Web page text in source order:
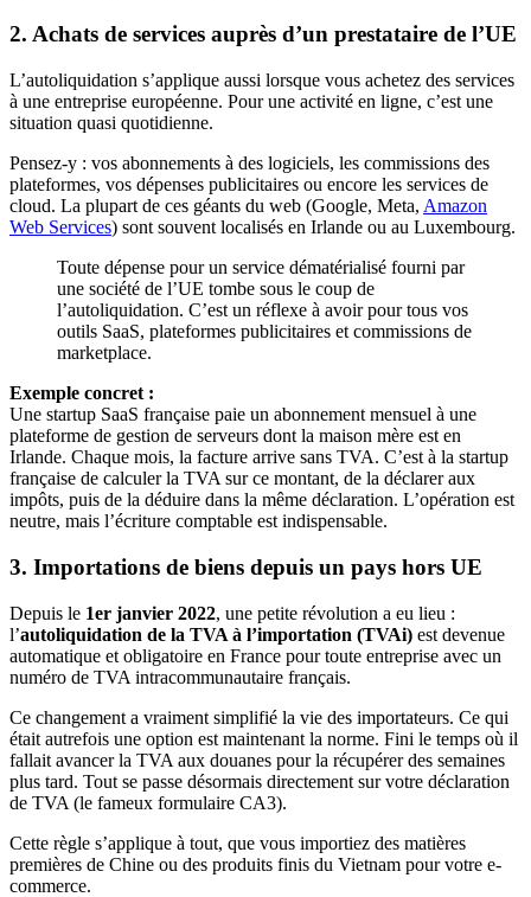
2. Achats de services auprès d’un prestataire de l’UE
L’autoliquidation s’applique aussi lorsque vous achetez des services
à une entreprise européenne. Pour une activité en ligne, c’est une
situation quasi quotidienne.
Pensez-y : vos abonnements à des logiciels, les commissions des
plateformes, vos dépenses publicitaires ou encore les services de
cloud. La plupart de ces géants du web (Google, Meta, Amazon
Web Services) sont souvent localisés en Irlande ou au Luxembourg.
Toute dépense pour un service dématérialisé fourni par
une société de l’UE tombe sous le coup de
l’autoliquidation. C’est un réflexe à avoir pour tous vos
outils SaaS, plateformes publicitaires et commissions de
marketplace.
Exemple concret :
Une startup SaaS française paie un abonnement mensuel à une
plateforme de gestion de serveurs dont la maison mère est en
Irlande. Chaque mois, la facture arrive sans TVA. C’est à la startup
française de calculer la TVA sur ce montant, de la déclarer aux
impôts, puis de la déduire dans la même déclaration. L’opération est
neutre, mais l’écriture comptable est indispensable.
3. Importations de biens depuis un pays hors UE
Depuis le 1er janvier 2022, une petite révolution a eu lieu :
l’autoliquidation de la TVA à l’importation (TVAi) est devenue
automatique et obligatoire en France pour toute entreprise avec un
numéro de TVA intracommunautaire français.
Ce changement a vraiment simplifié la vie des importateurs. Ce qui
était autrefois une option est maintenant la norme. Fini le temps où il
fallait avancer la TVA aux douanes pour la récupérer des semaines
plus tard. Tout se passe désormais directement sur votre déclaration
de TVA (le fameux formulaire CA3).
Cette règle s’applique à tout, que vous importiez des matières
premières de Chine ou des produits finis du Vietnam pour votre e-
commerce.